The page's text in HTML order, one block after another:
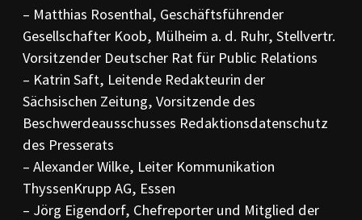
– Matthias Rosenthal, Geschäftsführender
Gesellschafter Koob, Mülheim a. d. Ruhr, Stellvertr.
Vorsitzender Deutscher Rat für Public Relations
– Katrin Saft, Leitende Redakteurin der
Sächsischen Zeitung, Vorsitzende des
Beschwerdeausschusses Redaktionsdatenschutz
des Presserats
– Alexander Wilke, Leiter Kommunikation
ThyssenKrupp AG, Essen
– Jörg Eigendorf, Chefreporter und Mitglied der